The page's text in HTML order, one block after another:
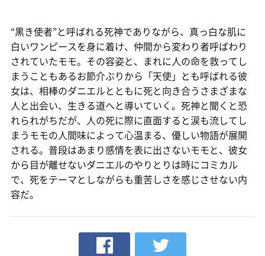
“黒き使者”と呼ばれる死神でありながら、真っ白な肌に
白いワンピースを身に着け、仲間から変わり者呼ばわり
されていたモモ。その容姿と、まれに人の命を救ってし
まうこともあるお節介ぶりから「天使」とも呼ばれる彼
女は、相棒のダニエルとともに死と向き合うさまざまな
人と出会い、生きる道へと導いていく。死神と聞くと恐
れられがちだが、人の死に際に直面すると涙も流してし
まうモモの人間味によって心温まる、優しい物語が展開
される。普段はあまり感情を表に出さないモモと、彼女
から目が離せないダニエルのやりとりは時にコミカル
で、死をテーマとしながらも重苦しさを感じさせない内
容だ。